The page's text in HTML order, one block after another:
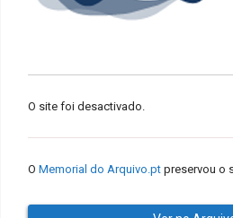
O site foi desactivado.
O Memorial do Arquivo.pt preservou o